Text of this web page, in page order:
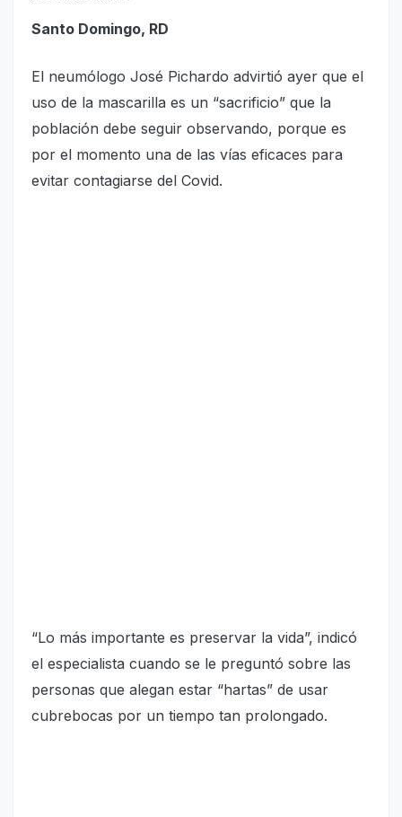
Santo Domingo, RD
El neumólogo José Pichardo advirtió ayer que el
uso de la mascarilla es un “sacrificio” que la
población debe seguir observando, porque es
por el momento una de las vías eficaces para
evitar contagiarse del Covid.
“Lo más importante es preservar la vida”, indicó
el especialista cuando se le preguntó sobre las
personas que alegan estar “hartas” de usar
cubrebocas por un tiempo tan prolongado.